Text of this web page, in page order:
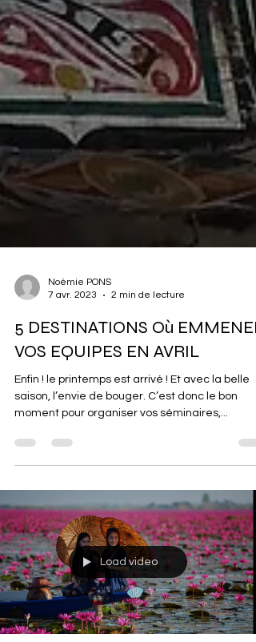
Noémie PONS
7 avr. 2023
2 min de lecture
5 DESTINATIONS Où EMMENER
VOS EQUIPES EN AVRIL
saison, l’envie de bouger. C’est donc le bon
moment pour organiser vos séminaires,...
Load video